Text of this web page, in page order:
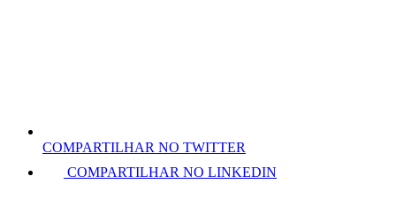
COMPARTILHAR NO TWITTER
COMPARTILHAR NO LINKEDIN